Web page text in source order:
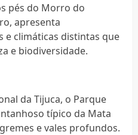
pés do Morro do
apresenta
e climáticas distintas que
e biodiversidade.
da Tijuca, o Parque
típico da Mata
e vales profundos.